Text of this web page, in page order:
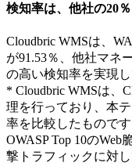
検知率は、他社の20
Cloudbric WMSは、
が91.53％、他社マネ
の高い検知率を実現し
* Cloudbric WMSは、
理を行っており、本テ
率を比較したもので
OWASP Top 10の
撃トラフィックに対